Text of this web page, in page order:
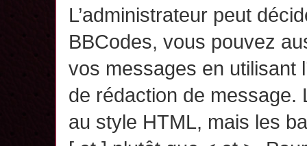
L’administrateur peut
BBCodes, vous pouvez
vos messages en utilisant
de rédaction de message.
au style HTML, mais les